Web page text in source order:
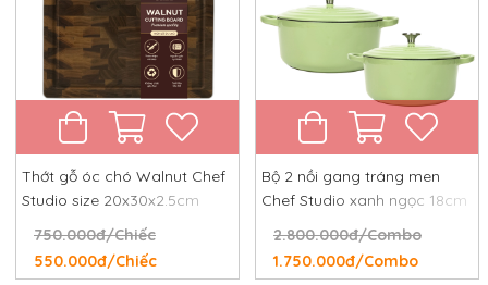
Thớt gỗ óc chó Walnut Chef
Studio size 20x30x2.5cm
750.000đ/Chiếc
550.000đ/Chiếc
Bộ 2 nồi gang tráng men
Chef Studio xanh ngọc 18cm
2.800.000đ/Combo
1.750.000đ/Combo